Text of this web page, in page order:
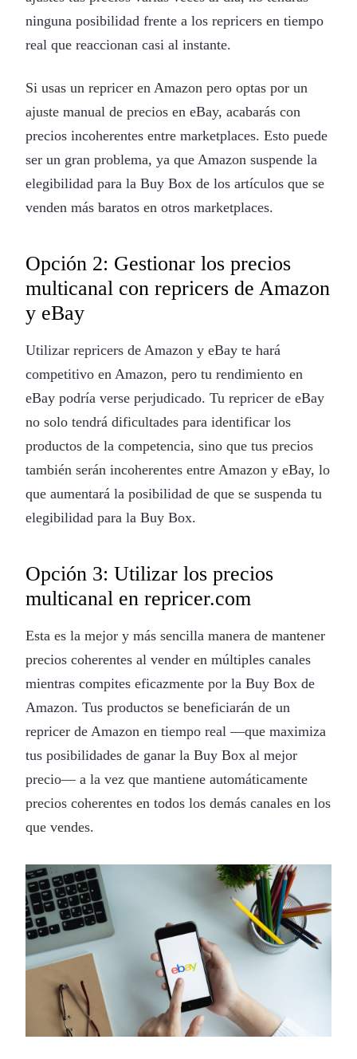
ninguna posibilidad frente a los repricers en tiempo
real que reaccionan casi al instante.
Si usas un repricer en Amazon pero optas por un
ajuste manual de precios en eBay, acabarás con
precios incoherentes entre marketplaces. Esto puede
ser un gran problema, ya que Amazon suspende la
elegibilidad para la Buy Box de los artículos que se
venden más baratos en otros marketplaces.
Opción 2: Gestionar los precios
multicanal con repricers de Amazon
y eBay
Utilizar repricers de Amazon y eBay te hará
competitivo en Amazon, pero tu rendimiento en
eBay podría verse perjudicado. Tu repricer de eBay
no solo tendrá dificultades para identificar los
productos de la competencia, sino que tus precios
también serán incoherentes entre Amazon y eBay, lo
que aumentará la posibilidad de que se suspenda tu
elegibilidad para la Buy Box.
Opción 3: Utilizar los precios
multicanal en repricer.com
Esta es la mejor y más sencilla manera de mantener
precios coherentes al vender en múltiples canales
mientras compites eficazmente por la Buy Box de
Amazon. Tus productos se beneficiarán de un
repricer de Amazon en tiempo real —que maximiza
tus posibilidades de ganar la Buy Box al mejor
precio— a la vez que mantiene automáticamente
precios coherentes en todos los demás canales en los
que vendes.